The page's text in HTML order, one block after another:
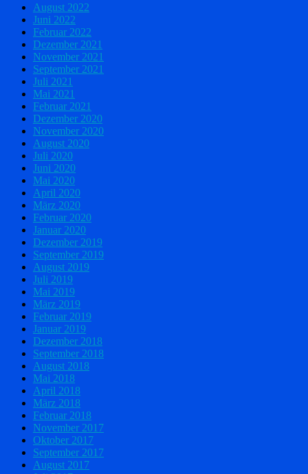
August 2022
Juni 2022
Februar 2022
Dezember 2021
November 2021
September 2021
Juli 2021
Mai 2021
Februar 2021
Dezember 2020
November 2020
August 2020
Juli 2020
Juni 2020
Mai 2020
April 2020
März 2020
Februar 2020
Januar 2020
Dezember 2019
September 2019
August 2019
Juli 2019
Mai 2019
März 2019
Februar 2019
Januar 2019
Dezember 2018
September 2018
August 2018
Mai 2018
April 2018
März 2018
Februar 2018
November 2017
Oktober 2017
September 2017
August 2017